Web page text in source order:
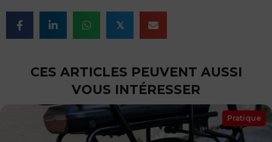
𝕏
CES ARTICLES PEUVENT AUSSI
VOUS INTÉRESSER
Pratique